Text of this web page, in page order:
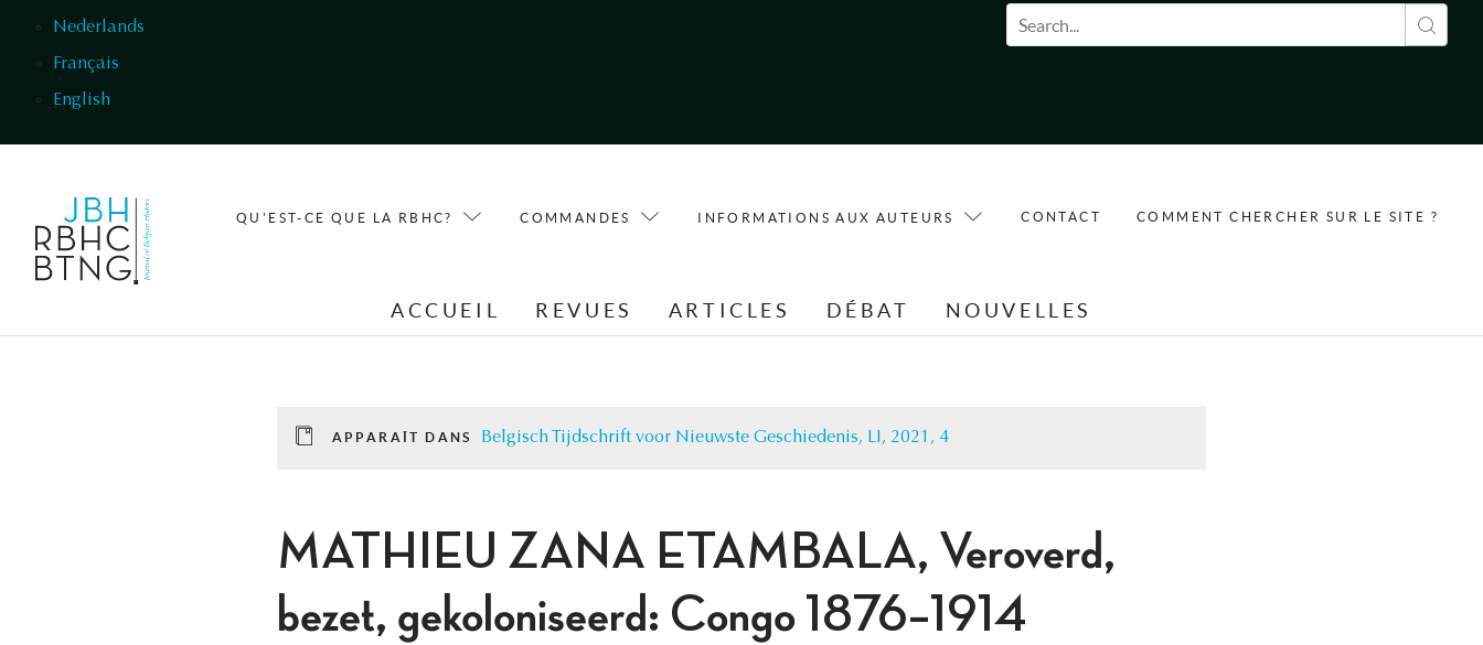
Nederlands
Français
English
Formulaire de recherche
QU'EST-CE QUE LA RBHC? COMMANDES INFORMATIONS AUX AUTEURS CONTACT COMMENT CHERCHER SUR LE SITE ?
ACCUEIL REVUES ARTICLES DÉBAT NOUVELLES
APPARAÎT DANS Belgisch Tijdschrift voor Nieuwste Geschiedenis, LI, 2021, 4
MATHIEU ZANA ETAMBALA, Veroverd,
bezet, gekoloniseerd: Congo 1876–1914